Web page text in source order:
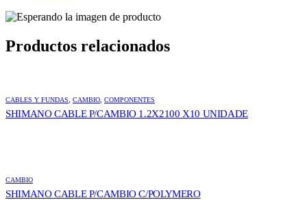
Productos relacionados
CABLES Y FUNDAS CAMBIO COMPONENTES
SHIMANO CABLE P/CAMBIO 1.2X2100 X10 UNIDADE
CAMBIO
SHIMANO CABLE P/CAMBIO C/POLYMERO